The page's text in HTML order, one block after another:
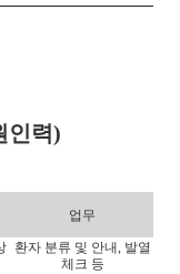
인력)
업무
환자 분류 및 안내, 발열
체크 등